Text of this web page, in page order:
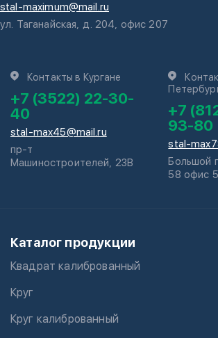
stal-maximum@mail.ru
ул. Таганайская, д. 204, офис 207
Контакты в Кургане
+7 (3522) 22-30-
40
stal-max45@mail.ru
пр-т
Машиностроителей, 23В
+7
93-80
stal-
Большой
58 офис
Каталог продукции
Квадрат калиброванный
Круг
Круг калиброванный